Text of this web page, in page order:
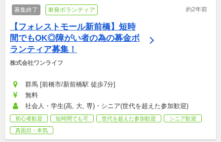
募集終了 単発ボランティア 約2年前
【フォレストモール新前橋】短時
間でもOK◎障がい者の為の募金ボ
ランティア募集！
株式会社ワンライフ
群馬 [前橋市/新前橋駅 徒歩7分]
無料
社会人・学生(高, 大, 専)・シニア(世代を超えた参加歓迎)
初心者歓迎 短時間でも可 世代を超えた参加歓迎
シニア歓迎
真面目・本気